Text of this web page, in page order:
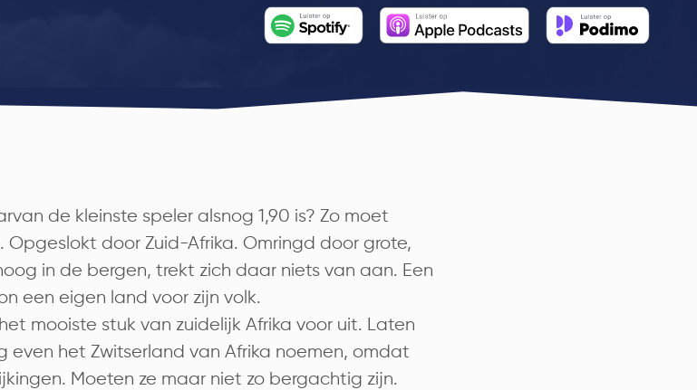
de kleinste speler alsnog 1,90 is? Zo moet
Opgeslokt door Zuid-Afrika. Omringd door grote,
in de bergen, trekt zich daar niets van aan. Een
een eigen land voor zijn volk.
mooiste stuk van zuidelijk Afrika voor uit. Laten
even het Zwitserland van Afrika noemen, omdat
Moeten ze maar niet zo bergachtig zijn.